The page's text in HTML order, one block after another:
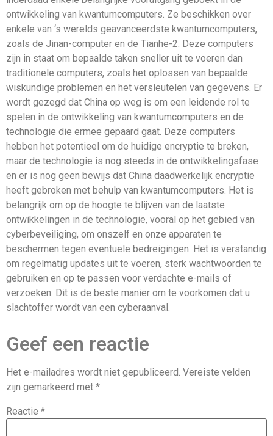
ontwikkeling van kwantumcomputers. Ze beschikken over
enkele van ‘s werelds geavanceerdste kwantumcomputers,
zoals de Jinan-computer en de Tianhe-2. Deze computers
zijn in staat om bepaalde taken sneller uit te voeren dan
traditionele computers, zoals het oplossen van bepaalde
wiskundige problemen en het versleutelen van gegevens. Er
wordt gezegd dat China op weg is om een ​​leidende rol te
spelen in de ontwikkeling van kwantumcomputers en de
technologie die ermee gepaard gaat. Deze computers
hebben het potentieel om de huidige encryptie te breken,
maar de technologie is nog steeds in de ontwikkelingsfase
en er is nog geen bewijs dat China daadwerkelijk encryptie
heeft gebroken met behulp van kwantumcomputers. Het is
belangrijk om op de hoogte te blijven van de laatste
ontwikkelingen in de technologie, vooral op het gebied van
cyberbeveiliging, om onszelf en onze apparaten te
beschermen tegen eventuele bedreigingen. Het is verstandig
om regelmatig updates uit te voeren, sterk wachtwoorden te
gebruiken en op te passen voor verdachte e-mails of
verzoeken. Dit is de beste manier om te voorkomen dat u
slachtoffer wordt van een cyberaanval.
Geef een reactie
Het e-mailadres wordt niet gepubliceerd. Vereiste velden
zijn gemarkeerd met *
Reactie *